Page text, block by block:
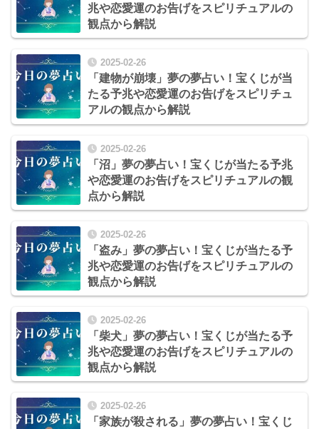
兆や恋愛運のお告げをスピリチュアルの
観点から解説
2025-02-26
「建物が崩壊」夢の夢占い！宝くじが当
たる予兆や恋愛運のお告げをスピリチュ
アルの観点から解説
2025-02-26
「沼」夢の夢占い！宝くじが当たる予兆
や恋愛運のお告げをスピリチュアルの観
点から解説
2025-02-26
「盗み」夢の夢占い！宝くじが当たる予
兆や恋愛運のお告げをスピリチュアルの
観点から解説
2025-02-26
「柴犬」夢の夢占い！宝くじが当たる予
兆や恋愛運のお告げをスピリチュアルの
観点から解説
2025-02-26
「家族が殺される」夢の夢占い！宝くじ